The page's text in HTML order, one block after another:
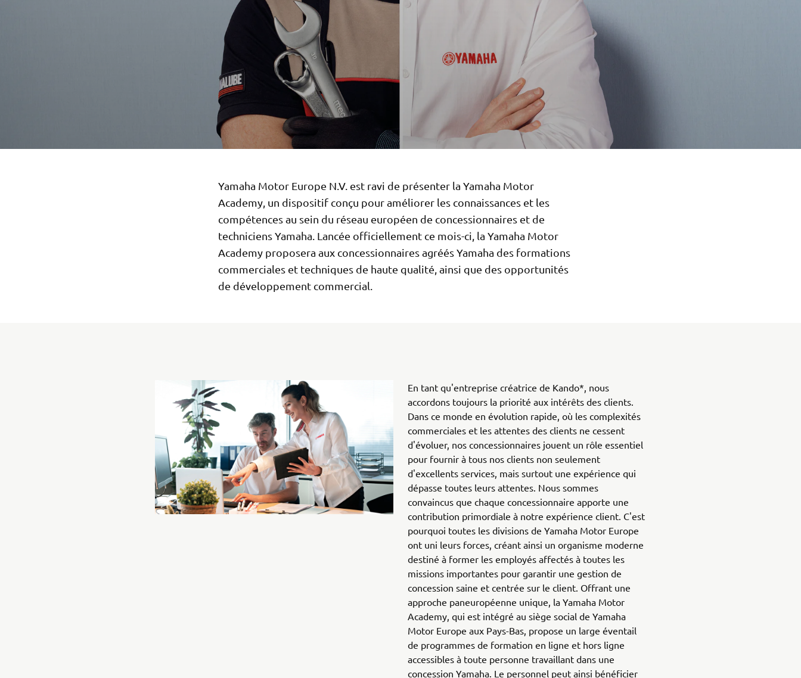
Yamaha Motor Europe N.V. est ravi de présenter la Yamaha Motor
Academy, un dispositif conçu pour améliorer les connaissances et les
compétences au sein du réseau européen de concessionnaires et de
techniciens Yamaha. Lancée officiellement ce mois-ci, la Yamaha Motor
Academy proposera aux concessionnaires agréés Yamaha des formations
commerciales et techniques de haute qualité, ainsi que des opportunités
de développement commercial.
En tant qu'entreprise créatrice de Kando*, nous
accordons toujours la priorité aux intérêts des clients.
Dans ce monde en évolution rapide, où les complexités
commerciales et les attentes des clients ne cessent
d'évoluer, nos concessionnaires jouent un rôle essentiel
pour fournir à tous nos clients non seulement
d'excellents services, mais surtout une expérience qui
dépasse toutes leurs attentes. Nous sommes
convaincus que chaque concessionnaire apporte une
contribution primordiale à notre expérience client. C'est
pourquoi toutes les divisions de Yamaha Motor Europe
ont uni leurs forces, créant ainsi un organisme moderne
destiné à former les employés affectés à toutes les
missions importantes pour garantir une gestion de
concession saine et centrée sur le client. Offrant une
approche paneuropéenne unique, la Yamaha Motor
Academy, qui est intégré au siège social de Yamaha
Motor Europe aux Pays-Bas, propose un large éventail
de programmes de formation en ligne et hors ligne
accessibles à toute personne travaillant dans une
concession Yamaha. Le personnel peut ainsi bénéficier